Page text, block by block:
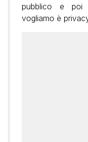
pubblico e poi
vogliamo è